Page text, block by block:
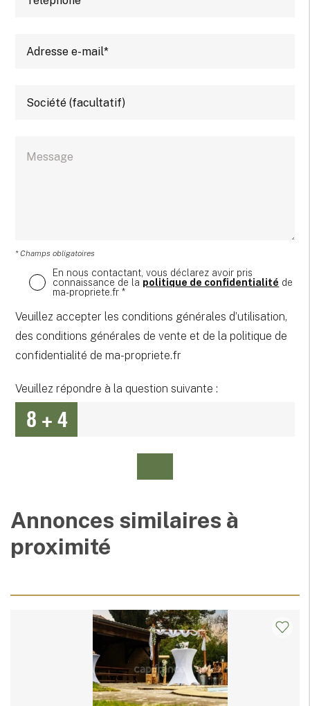
* Champs obligatoires
En nous contactant, vous déclarez avoir pris
connaissance de la politique de confidentialité de
ma-propriete.fr *
Veuillez accepter les conditions générales d’utilisation,
des conditions générales de vente et de la politique de
confidentialité de ma-propriete.fr
Veuillez répondre à la question suivante :
Annonces similaires à
proximité